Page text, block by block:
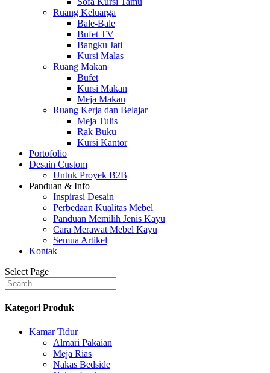
Ruang Keluarga
Bale-Bale
Bufet TV
Bangku Jati
Kursi Malas
Ruang Makan
Bufet
Kursi Makan
Meja Makan
Ruang Kerja dan Belajar
Meja Tulis
Rak Buku
Kursi Kantor
Portofolio
Desain Custom
Untuk Proyek B2B
Panduan & Info
Inspirasi Desain
Perbedaan Kualitas Mebel
Panduan Memilih Jenis Kayu
Cara Merawat Mebel Kayu
Semua Artikel
Kontak
Select Page
Kategori Produk
Kamar Tidur
Almari Pakaian
Meja Rias
Nakas Bedside